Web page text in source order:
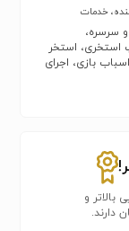
خدمات
سرسره،
استخر
بازی، اجرای
و
دارند.